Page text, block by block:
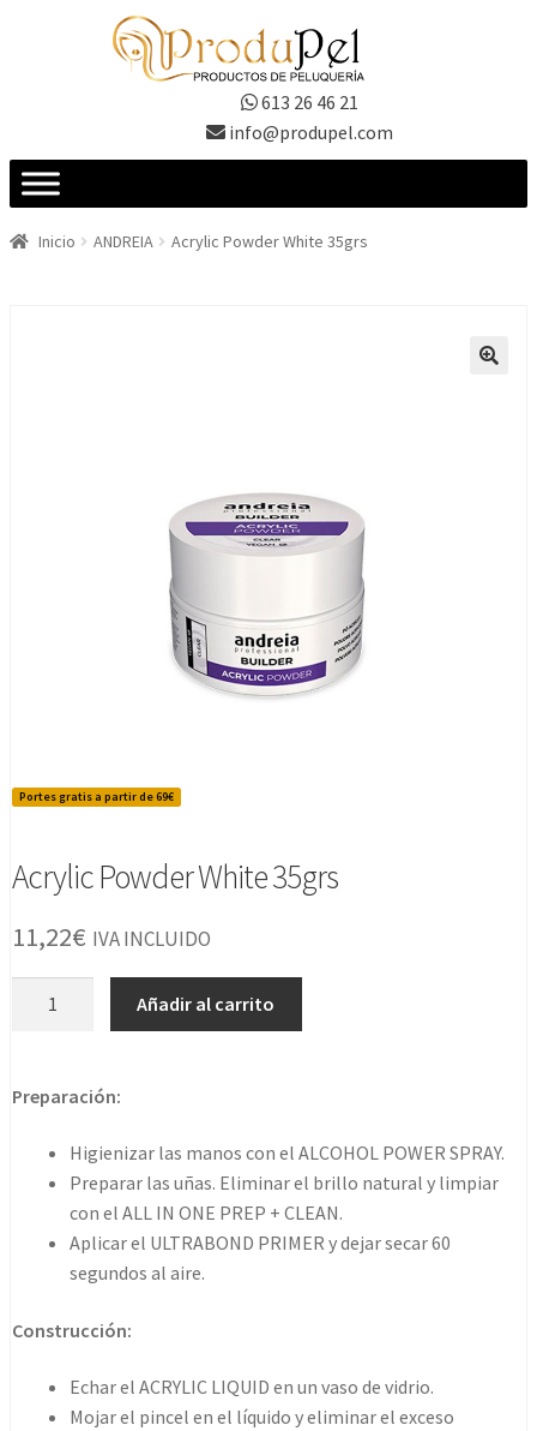
613 26 46 21
info@produpel.com
Inicio ANDREIA Acrylic Powder White 35grs
Portes gratis a partir de 69€
Acrylic Powder White 35grs
11,22€ IVA INCLUIDO
cantidad
Añadir al carrito
Preparación:
Higienizar las manos con el ALCOHOL POWER SPRAY.
Preparar las uñas. Eliminar el brillo natural y limpiar
con el ALL IN ONE PREP + CLEAN.
Aplicar el ULTRABOND PRIMER y dejar secar 60
segundos al aire.
Construcción:
Echar el ACRYLIC LIQUID en un vaso de vidrio.
Mojar el pincel en el líquido y eliminar el exceso